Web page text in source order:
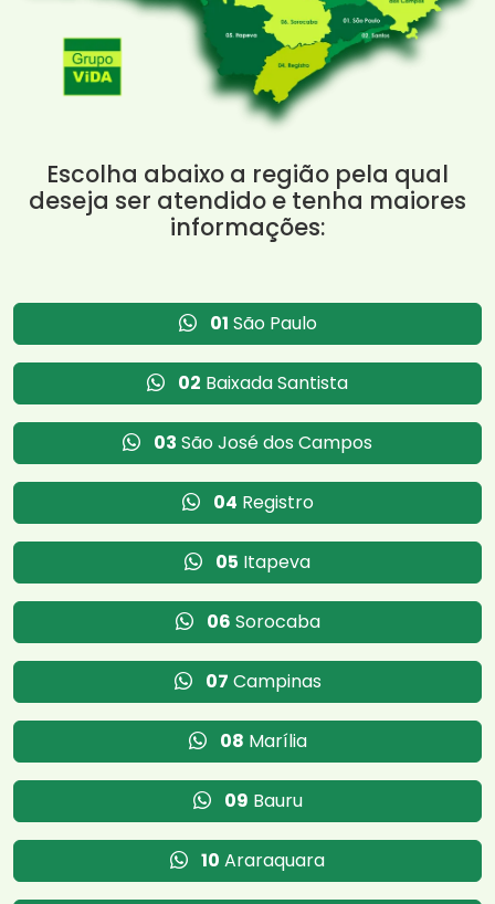
Escolha abaixo a região pela qual
deseja ser atendido e tenha maiores
informações:
01 São Paulo
02 Baixada Santista
03 São José dos Campos
04 Registro
05 Itapeva
06 Sorocaba
07 Campinas
08 Marília
09 Bauru
10 Araraquara